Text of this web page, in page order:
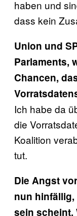
haben und
dass kein
Union und
Parlaments,
Chancen,
Ich habe da
die
Koalition
tut.
Die Angst
nun hinfällig,
sein scheint.